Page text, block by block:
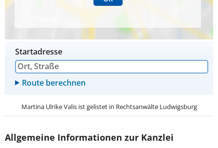
Startadresse
Martina Ulrike Valis ist gelistet in Rechtsanwälte Ludwigsburg
Allgemeine Informationen zur Kanzlei